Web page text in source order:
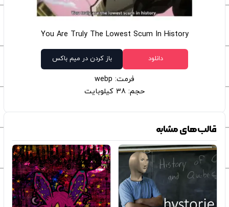
You Are Truly The Lowest Scum In History
دانلود باز کردن در میم باکس
فرمت: webp
حجم: 38 کیلوبایت
قالب‌های مشابه